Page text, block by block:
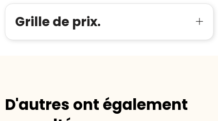
Grille de prix.
D'autres ont également
starten